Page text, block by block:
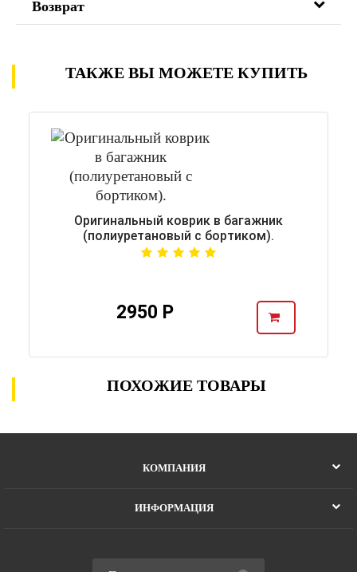
Возврат
ТАКЖЕ ВЫ МОЖЕТЕ КУПИТЬ
Оригинальный коврик в багажник
(полиуретановый с бортиком).
2950 Р
ПОХОЖИЕ ТОВАРЫ
КОМПАНИЯ
ИНФОРМАЦИЯ